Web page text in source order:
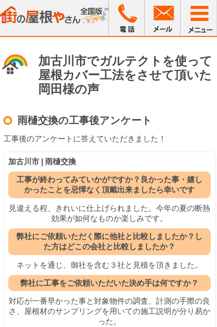
加古川市でガルテクトを使って
屋根カバー工法をさせて頂いた
岡田様の声
雨樋交換の工事後アンケート
工事後のアンケートに答えていただきました！
加古川市 | 雨樋交換
工事が終わってみていかがですか？良かった事・嬉し
かったことを忌憚なく頂戴出来ましたら幸いです
見違える程、きれいに仕上げられました。今年の夏の断熱
効果が如何なものか楽しみです。
弊社にご依頼いただく際に他社と比較しましたか？し
た方はどこの会社と比較しましたか？
ネットを通じ、御社を含む３社と見積を頂きました。
弊社に工事をご依頼いただいた決め手は何ですか？
対応が一番早かった事と対象物件の調査、計測の手際の良
さ、屋根材のサンプリングを用いての施工説明が分り易か
った。